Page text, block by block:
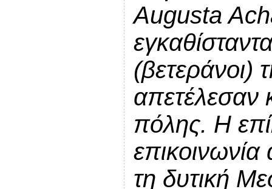
Augusta
(βετεράνοι)
απετέλεσαν
πόλης. Η
τη δυτική